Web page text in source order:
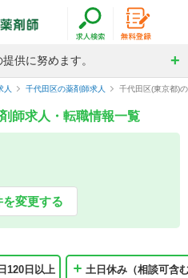
供に努めます。
人 千代田区の薬剤師求人 千代田区(東京都)
師求人・転職情報一覧
を変更する
120日以上 土日休み（相談可含